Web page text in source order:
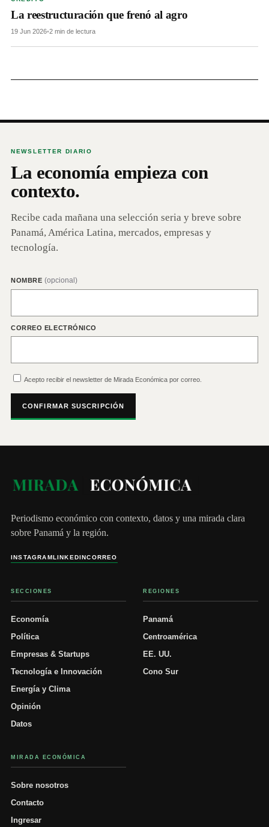
La reestructuración que frenó al agro
19 Jun 2026•2 min de lectura
NEWSLETTER DIARIO
La economía empieza con
contexto.
Recibe cada mañana una selección seria y breve sobre
Panamá, América Latina, mercados, empresas y
tecnología.
NOMBRE (opcional)
CORREO ELECTRÓNICO
Acepto recibir el newsletter de Mirada Económica por correo.
CONFIRMAR SUSCRIPCIÓN
Periodismo económico con contexto, datos y una mirada clara
sobre Panamá y la región.
INSTAGRAMLINKEDINCORREO
SECCIONES
Economía
Política
Empresas & Startups
Tecnología e Innovación
Energía y Clima
Opinión
Datos
REGIONES
Panamá
Centroamérica
EE. UU.
Cono Sur
MIRADA ECONÓMICA
Sobre nosotros
Contacto
Ingresar